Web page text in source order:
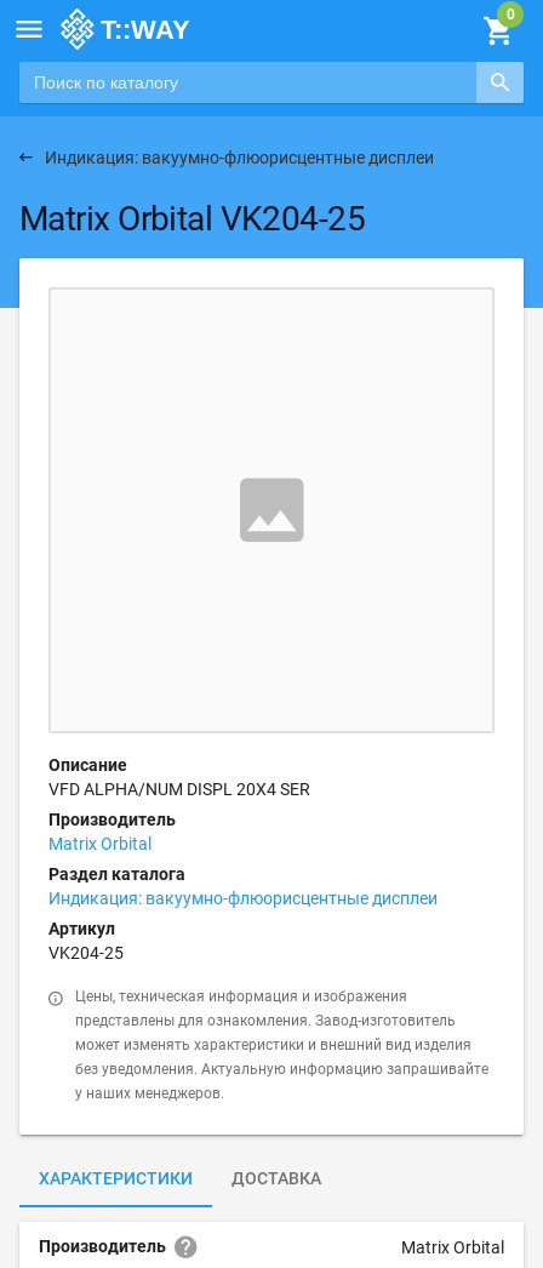

Индикация: вакуумно-флюорисцентные дисплеи
Matrix Orbital VK204-25
Описание
VFD ALPHA/NUM DISPL 20X4 SER
Производитель
Matrix Orbital
Раздел каталога
Индикация: вакуумно-флюорисцентные дисплеи
Артикул
VK204-25
Цены, техническая информация и изображения
представлены для ознакомления. Завод-изготовитель
может изменять характеристики и внешний вид изделия
без уведомления. Актуальную информацию запрашивайте
у наших менеджеров.
ХАРАКТЕРИСТИКИ ДОСТАВКА
Производитель Matrix Orbital